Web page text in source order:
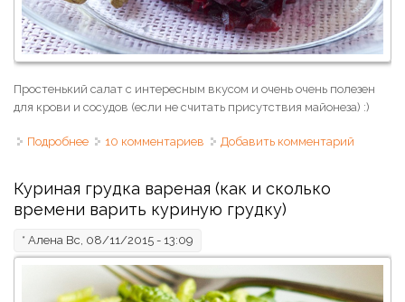
Простенький салат с интересным вкусом и очень очень полезен
для крови и сосудов (если не считать присутствия майонеза) :)
Подробнее о Салат со свеклой "Амбасадор"
10 комментариев Добавить комментарий
Куриная грудка вареная (как и сколько
времени варить куриную грудку)
* Алена Вс, 08/11/2015 - 13:09